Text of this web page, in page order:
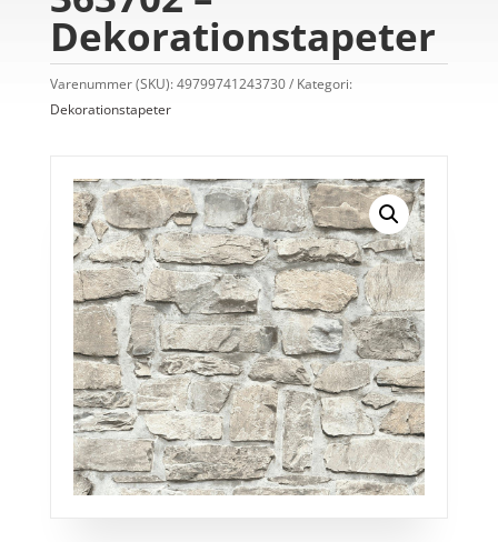
Dekorationstapeter
Varenummer (SKU):49799741243730
Kategori:
Dekorationstapeter